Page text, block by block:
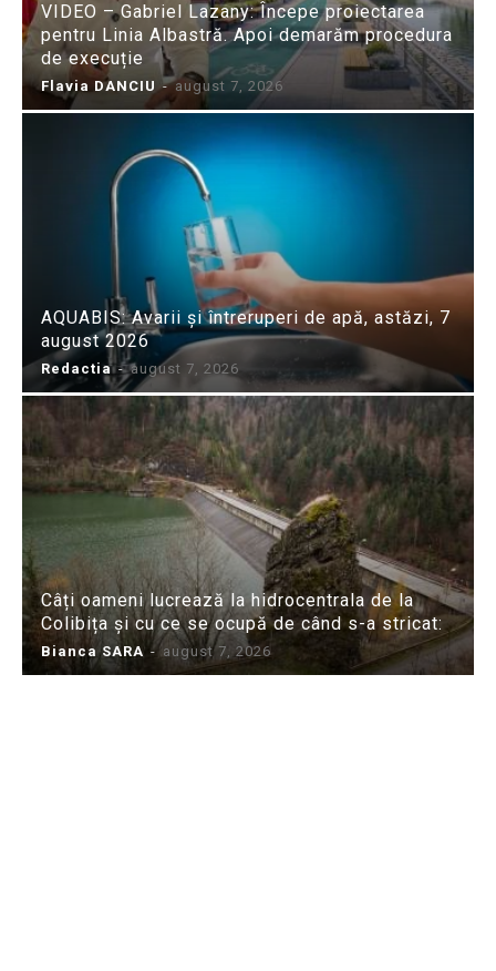
VIDEO – Gabriel Lazany: Începe proiectarea
pentru Linia Albastră. Apoi demarăm procedura
de execuție
Flavia DANCIU - august 7, 2026
AQUABIS: Avarii și întreruperi de apă, astăzi, 7
august 2026
Redactia - august 7, 2026
Câți oameni lucrează la hidrocentrala de la
Colibița și cu ce se ocupă de când s-a stricat:
Bianca SARA - august 7, 2026